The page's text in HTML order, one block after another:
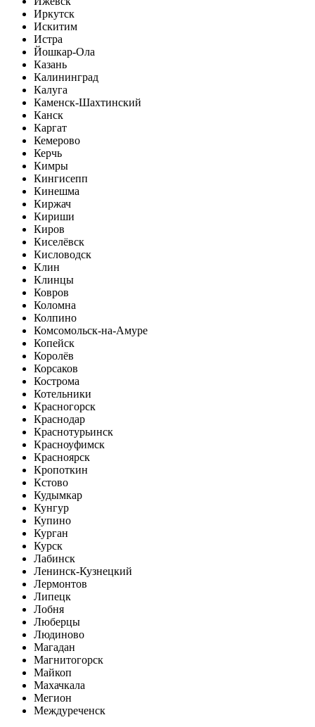
Иркутск
Искитим
Истра
Йошкар-Ола
Казань
Калининград
Калуга
Каменск-Шахтинский
Канск
Каргат
Кемерово
Керчь
Кимры
Кингисепп
Кинешма
Киржач
Кириши
Киров
Киселёвск
Кисловодск
Клин
Клинцы
Ковров
Коломна
Колпино
Комсомольск-на-Амуре
Копейск
Королёв
Корсаков
Кострома
Котельники
Красногорск
Краснодар
Краснотурьинск
Красноуфимск
Красноярск
Кропоткин
Кстово
Кудымкар
Кунгур
Купино
Курган
Курск
Лабинск
Ленинск-Кузнецкий
Лермонтов
Липецк
Лобня
Люберцы
Людиново
Магадан
Магнитогорск
Майкоп
Махачкала
Мегион
Междуреченск